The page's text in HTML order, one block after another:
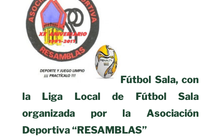
Fútbol Sala, con
la Liga Local de Fútbol Sala
organizada por la Asociación
Deportiva “RESAMBLAS”